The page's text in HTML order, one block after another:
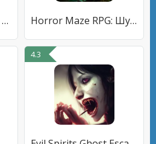
Murder Case: Clue to a Crime Horror Maze RPG: Шут & Хоррор
4.3